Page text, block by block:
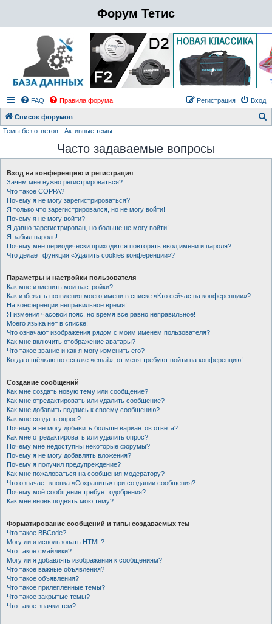
Форум Тетис
FAQ Правила форума Вход
Регистрация
Список форумов
с
Темы без ответов Активные темы
Часто задаваемые вопросы
Вход на конференцию и регистрация
Зачем мне нужно регистрироваться?
Что такое COPPA?
Почему я не могу зарегистрироваться?
Я только что зарегистрировался, но не могу войти!
Почему я не могу войти?
Я давно зарегистрирован, но больше не могу войти!
Я забыл пароль!
Почему мне периодически приходится повторять ввод имени и пароля?
Что делает функция «Удалить cookies конференции»?
Параметры и настройки пользователя
Как мне изменить мои настройки?
Как избежать появления моего имени в списке «Кто сейчас на конференции»?
На конференции неправильное время!
Я изменил часовой пояс, но время всё равно неправильное!
Моего языка нет в списке!
Что означают изображения рядом с моим именем пользователя?
Как мне включить отображение аватары?
Что такое звание и как я могу изменить его?
Когда я щёлкаю по ссылке «email», от меня требуют войти на конференцию!
Создание сообщений
Как мне создать новую тему или сообщение?
Как мне отредактировать или удалить сообщение?
Как мне добавить подпись к своему сообщению?
Как мне создать опрос?
Почему я не могу добавить больше вариантов ответа?
Как мне отредактировать или удалить опрос?
Почему мне недоступны некоторые форумы?
Почему я не могу добавлять вложения?
Почему я получил предупреждение?
Как мне пожаловаться на сообщения модератору?
Что означает кнопка «Сохранить» при создании сообщения?
Почему моё сообщение требует одобрения?
Как мне вновь поднять мою тему?
Форматирование сообщений и типы создаваемых тем
Что такое BBCode?
Могу ли я использовать HTML?
Что такое смайлики?
Могу ли я добавлять изображения к сообщениям?
Что такое важные объявления?
Что такое объявления?
Что такое прилепленные темы?
Что такое закрытые темы?
Что такое значки тем?